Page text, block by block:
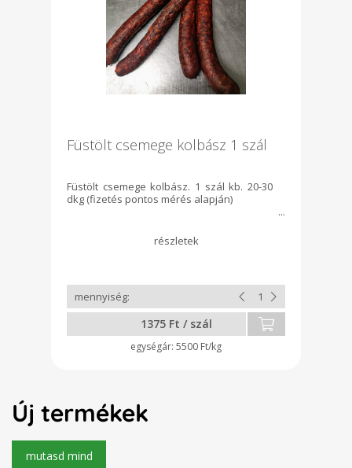
Füstölt csemege kolbász 1 szál
Füstölt csemege kolbász. 1 szál kb. 20-30
dkg (fizetés pontos mérés alapján)
1375 Ft / szál
5500 Ft/kg
Új termékek